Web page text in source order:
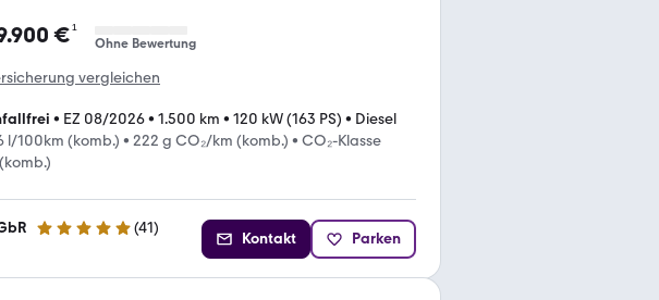
€¹
Ohne Bewertung
vergleichen
• EZ 08/2026• 1.500 km • 120 kW (163 PS) • Diesel
l/100km (komb.) • 222 g CO₂/km (komb.) • CO₂-Klasse
4.9 Sterne (41)
Kontakt Parken